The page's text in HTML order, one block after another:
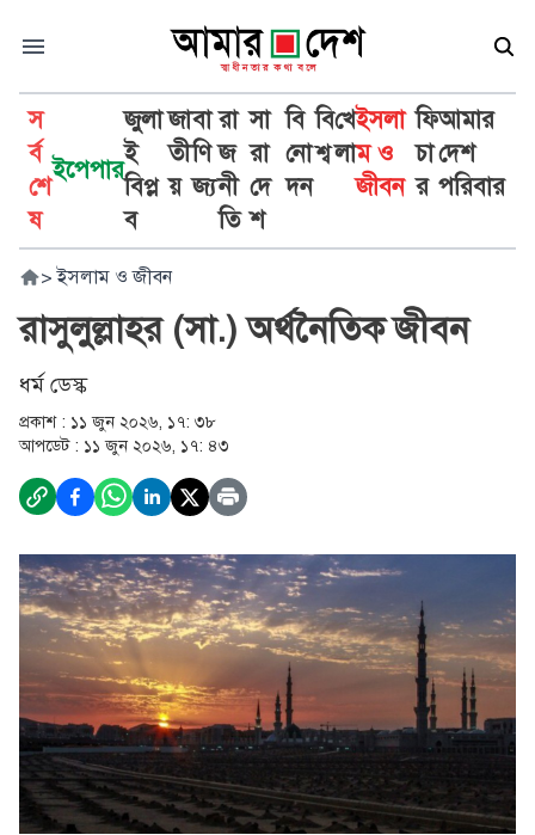
স
র্ব
শে
ষ
ইপেপার
জুলা
ই
বিপ্ল
ব
জা
তী
য়
বা
ণি
জ্য
রা
জ
নী
তি
সা
রা
দে
শ
বি
নো
দন
বি
শ্ব
খে
লা
ইসলা
ম ও
জীবন
ফি
চা
র
আমার
দেশ
পরিবার
> ইসলাম ও জীবন
রাসুলুল্লাহর (সা.) অর্থনৈতিক জীবন
ধর্ম ডেস্ক
প্রকাশ : ১১ জুন ২০২৬, ১৭: ৩৮
আপডেট : ১১ জুন ২০২৬, ১৭: ৪৩